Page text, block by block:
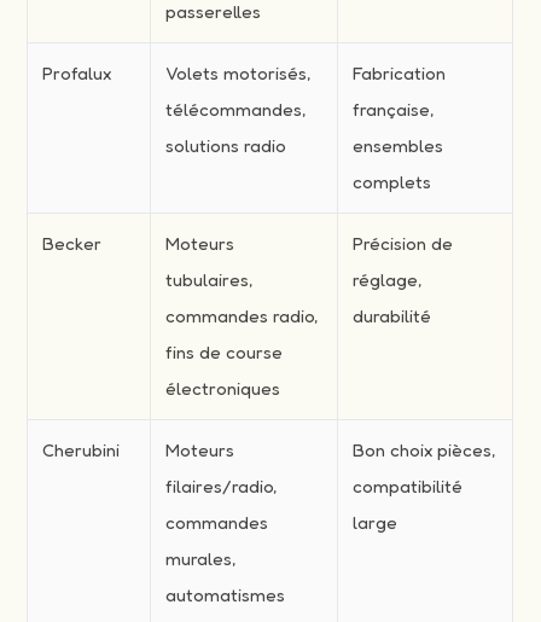
passerelles
Profalux
Volets motorisés,
télécommandes,
solutions radio
Fabrication
française,
ensembles
complets
Becker
Moteurs
tubulaires,
commandes radio,
fins de course
électroniques
Précision de
réglage,
durabilité
Cherubini
Moteurs
filaires/radio,
commandes
murales,
automatismes
Bon choix pièces,
compatibilité
large